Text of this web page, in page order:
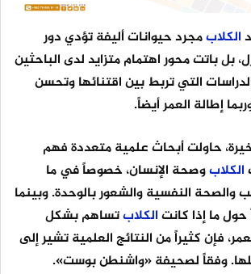
الكلابمجرد حيوانات أليفة تؤدي دور
بل باتت محور اهتمام متزايد لدى الباحثين
الدراسات التي تربط بين اقتنائها وتحسن
إطالة العمر أيضاً.
حاولت أبحاث علمية متعددة فهم
الكلابوصحة الإنسان، خصوصاً في ما
والصحة النفسية والشعور بالوحدة. وبينما
حول ما إذا كانتالكلابتساهم بشكل
فإن كثيراً من النتائج العلمية تشير إلى
وفقاً لصحيفة «واشنطن بوست».